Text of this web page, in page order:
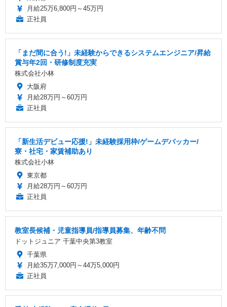
月給25万6,800円～45万円
正社員
「まだ間に合う!」未経験からできるシステムエンジニア/昇給
賞与年2回・研修制度充実
株式会社小林
大阪府
月給28万円～60万円
正社員
「新生活デビュー応援!」未経験採用枠/ゲームデバッカー/
寮・社宅・家賃補助あり
株式会社小林
東京都
月給28万円～60万円
正社員
教室長候補・児童指導員/指導員募集、年齢不問
ドットジュニア 千葉中央第3教室
千葉県
月給35万7,000円～44万5,000円
正社員